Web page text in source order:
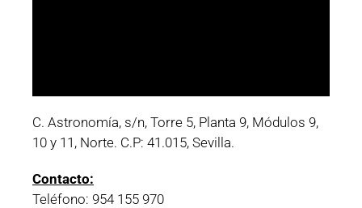
C. Astronomía, s/n, Torre 5, Planta 9, Módulos 9,
10 y 11, Norte. C.P: 41.015, Sevilla.
Contacto:
Teléfono: 954 155 970